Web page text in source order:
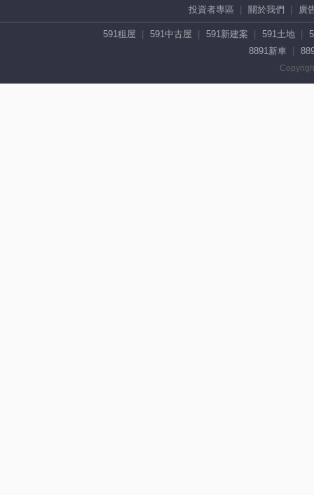
投資者專區 關於我們 廣
591租屋 591中古屋 591新建案 591土地
8891新車